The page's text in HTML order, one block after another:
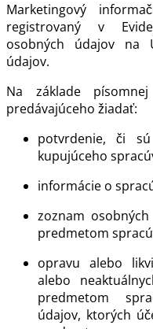
Marketingový
registrovaný v
osobných údajov na
údajov.
Na základe
predávajúceho žiadať:
potvrdenie, či
kupujúceho
informácie o
zoznam
predmetom
opravu alebo
alebo
predmetom
údajov, ktorých